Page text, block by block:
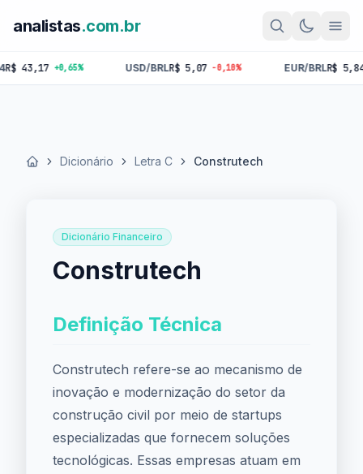
analistas.com.br
+0,65% USD/BRLR$ 5,07 -0,10% EUR/BRLR$ 5,84 -
Início Dicionário Letra C Construtech
Dicionário Financeiro
Construtech
Definição Técnica
Construtech refere-se ao mecanismo de
inovação e modernização do setor da
construção civil por meio de startups
especializadas que fornecem soluções
tecnológicas. Essas empresas atuam em